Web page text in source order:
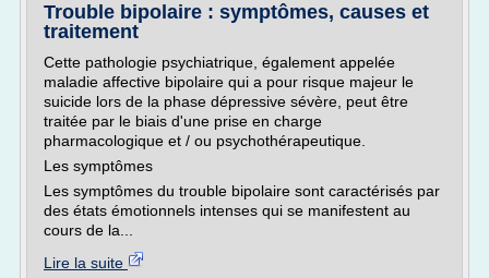
Trouble bipolaire : symptômes, causes et
traitement
Cette pathologie psychiatrique, également appelée
maladie affective bipolaire qui a pour risque majeur le
suicide lors de la phase dépressive sévère, peut être
traitée par le biais d'une prise en charge
pharmacologique et / ou psychothérapeutique.
Les symptômes
Les symptômes du trouble bipolaire sont caractérisés par
des états émotionnels intenses qui se manifestent au
cours de la...
Lire la suite